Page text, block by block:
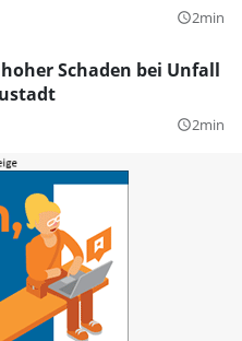
query_builder2min
Schaden bei Unfall
query_builder2min